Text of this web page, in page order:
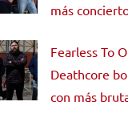
más
Fearless To
Deathcore
con más